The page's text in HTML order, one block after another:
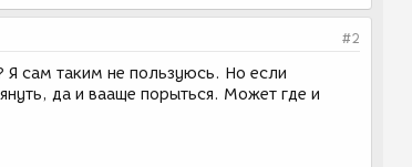
#2
Я сам таким не пользуюсь. Но если
да и вааще порыться. Может где и